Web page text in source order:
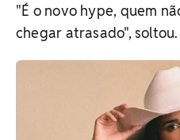
"É o novo hype, quem
chegar atrasado", soltou.